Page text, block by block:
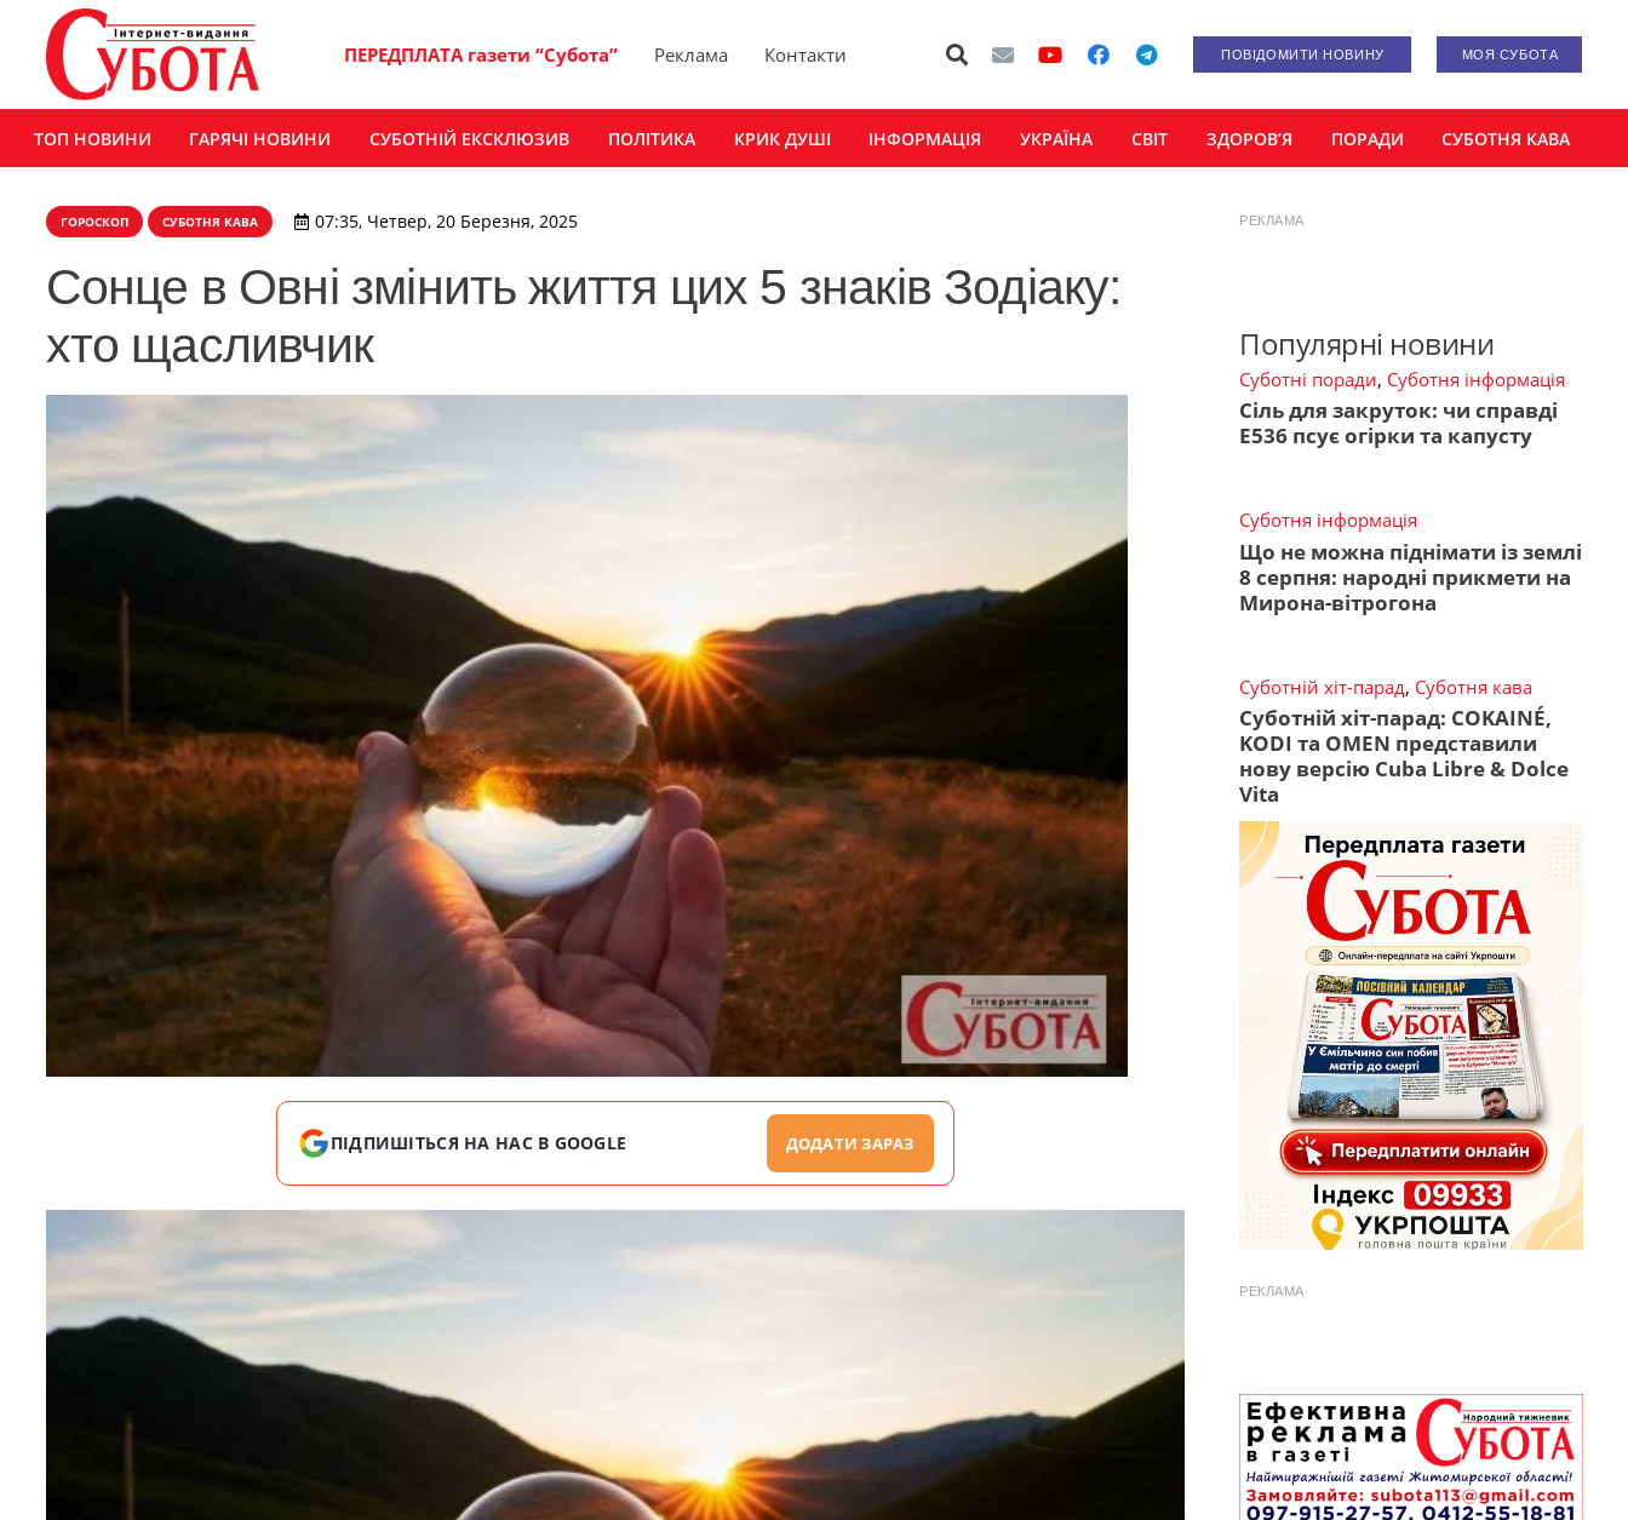
ПЕРЕДПЛАТА газети “Субота” Реклама Контакти ПОВІДОМИТИ НОВИНУ МОЯ СУБОТА
ТОП НОВИНИ ГАРЯЧІ НОВИНИ СУБОТНІЙ ЕКСКЛЮЗИВ ПОЛІТИКА КРИК ДУШІ ІНФОРМАЦІЯ УКРАЇНА СВІТ ЗДОРОВ’Я ПОРАДИ СУБОТНЯ КАВА
ГОРОСКОП СУБОТНЯ КАВА 07:35, Четвер, 20 Березня, 2025
Сонце в Овні змінить життя цих 5 знаків Зодіаку:
хто щасливчик
ПІДПИШІТЬСЯ НА НАС В GOOGLE ДОДАТИ ЗАРАЗ
РЕКЛАМА
Популярні новини
Суботні поради, Суботня інформація
Сіль для закруток: чи справді
Е536 псує огірки та капусту
Суботня інформація
Що не можна піднімати із землі
8 серпня: народні прикмети на
Мирона-вітрогона
Суботній хіт-парад, Суботня кава
Суботній хіт-парад: COKAINÉ,
KODI та OMEN представили
нову версію Cuba Libre & Dolce
Vita
РЕКЛАМА